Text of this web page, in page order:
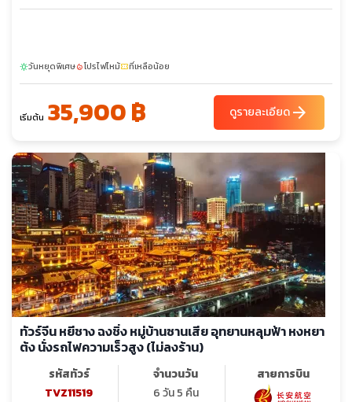
sunnyวันหยุดพิเศษlocal_fire_departmentโปรไฟไหม้confirmation_numberที่เหลือน้อย
เริ่มต้น 35,900 ฿ ดูรายละเอียดarrow_forward
ทัวร์จีน หยีชาง ฉงชิ่ง หมู่บ้านซานเสีย อุทยานหลุมฟ้า หงหยา
ต้ง นั่งรถไฟความเร็วสูง (ไม่ลงร้าน)
รหัสทัวร์
TVZ11519
จำนวนวัน
6 วัน 5 คืน
สายการบิน